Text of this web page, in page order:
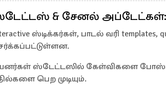
& சேனல் அப்டேட்கள்:
ஸ்டிக்கர்கள், பாடல் வரி templates,
ஸ்டேட்டஸில் கேள்விகளை போஸ்ட்
பெற முடியும்.